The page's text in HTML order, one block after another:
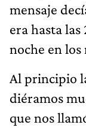
mensaje
era hasta las
noche en los
Al principio
diéramos
que nos